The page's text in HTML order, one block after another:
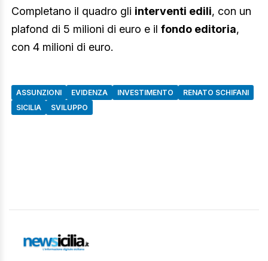
Completano il quadro gli interventi edili, con un
plafond di 5 milioni di euro e il fondo editoria,
con 4 milioni di euro.
ASSUNZIONI EVIDENZA INVESTIMENTO
RENATO SCHIFANI
SICILIA
SVILUPPO